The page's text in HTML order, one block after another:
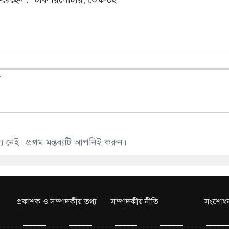
প্রথম মন্তব্যটি আপনিই করুন।
প্রকাশক ও সম্পাদকীয় তথ্য সম্পাদকীয় নীতি